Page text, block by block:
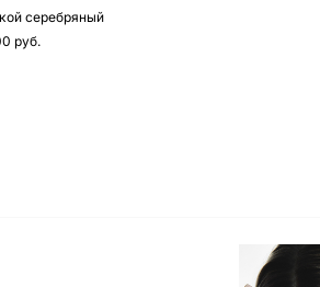
серебряный
pуб.